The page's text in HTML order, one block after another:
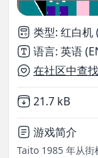
类型: 红白机
语言: 英语
在社区中查
Not
21.7 kB
游戏简介
Taito 1985 年从街